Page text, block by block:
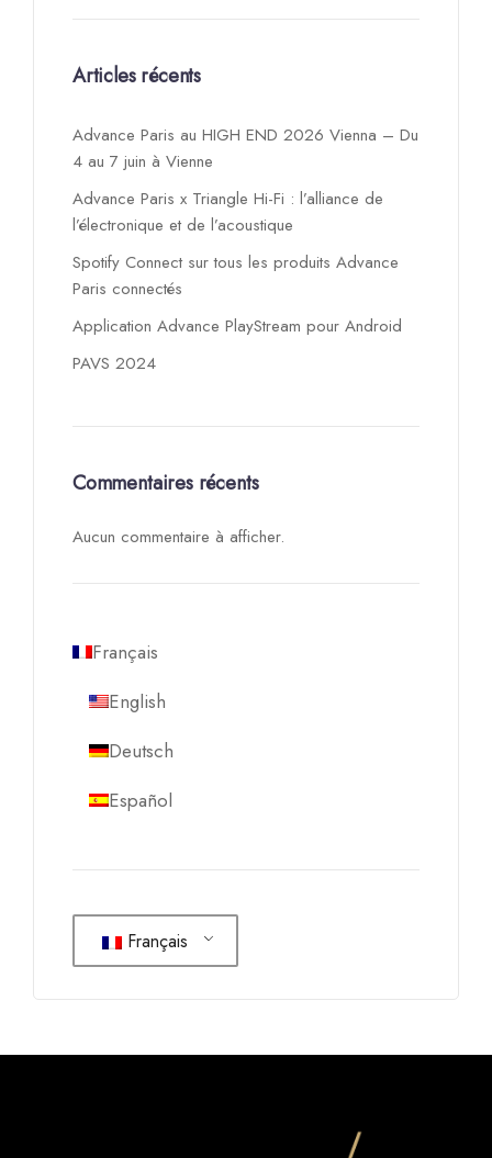
Articles récents
Advance Paris au HIGH END 2026 Vienna – Du
4 au 7 juin à Vienne
Advance Paris x Triangle Hi-Fi : l’alliance de
l’électronique et de l’acoustique
Spotify Connect sur tous les produits Advance
Paris connectés
Application Advance PlayStream pour Android
PAVS 2024
Commentaires récents
Aucun commentaire à afficher.
Français
English
Deutsch
Español
Français